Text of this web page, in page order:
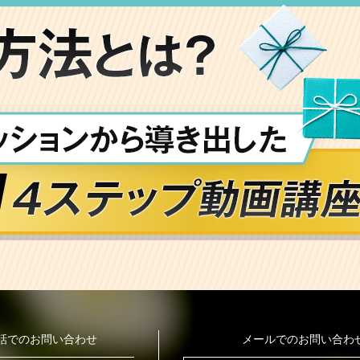
でのお問い合わせ メールでのお問い合わ